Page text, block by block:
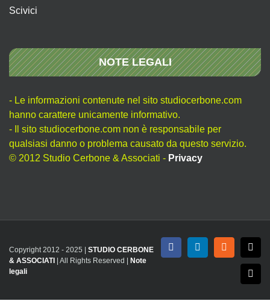
Scivici
NOTE LEGALI
- Le informazioni contenute nel sito studiocerbone.com
hanno carattere unicamente informativo.
- Il sito studiocerbone.com non è responsabile per
qualsiasi danno o problema causato da questo servizio.
© 2012 Studio Cerbone & Associati - Privacy
Copyright 2012 - 2025 | STUDIO CERBONE
& ASSOCIATI
| All Rights Reserved |
Note
legali
FacebookLinkedInRss X